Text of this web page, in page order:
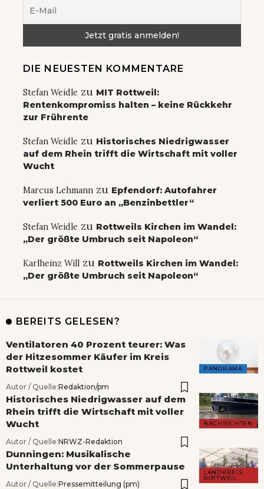
DIE NEUESTEN KOMMENTARE
Stefan Weidle zu MIT Rottweil:
Rentenkompromiss halten – keine Rückkehr
zur Frührente
Stefan Weidle zu Historisches Niedrigwasser
auf dem Rhein trifft die Wirtschaft mit voller
Wucht
Marcus Lehmann zu Epfendorf: Autofahrer
verliert 500 Euro an „Benzinbettler“
Stefan Weidle zu Rottweils Kirchen im Wandel:
„Der größte Umbruch seit Napoleon“
Karlheinz Will zu Rottweils Kirchen im Wandel:
„Der größte Umbruch seit Napoleon“
BEREITS GELESEN?
PANORAMA
Ventilatoren 40 Prozent teurer: Was
der Hitzesommer Käufer im Kreis
Rottweil kostet
Autor / Quelle:Redaktion/pm
NACHRICHTEN
Historisches Niedrigwasser auf dem
Rhein trifft die Wirtschaft mit voller
Wucht
Autor / Quelle:NRWZ-Redaktion
LANDKREIS
ROTTWEIL
Dunningen: Musikalische
Unterhaltung vor der Sommerpause
Autor / Quelle:Pressemitteilung (pm)